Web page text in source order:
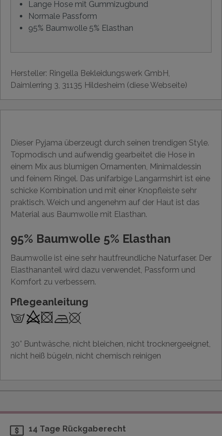
Lange Hose mit Gummizugbund
Normale Passform
95% Baumwolle 5% Elasthan
Hersteller: Ringella Bekleidungswerk GmbH,
Daimlerring 3, 31135 Hildesheim (diese Webseite)
Dieser Pyjama überzeugt durch seinen trendigen Style.
Topmodisch und aufwendig gearbeitet die Hose in
einem Mix aus blumigen Ornamenten, Minimaldessin
und feinem Ringel. Das unifarbige Langarmshirt ist eine
schicke Kombination und mit einer Knopfleiste sehr
praktisch. Weich und angenehm auf der Haut ist das
Material aus Baumwolle mit Elasthan.
95% Baumwolle 5% Elasthan
Baumwolle ist eine sehr hautfreundliche Naturfaser. Der
Elasthananteil wird dazu verwendet, Passform und
Komfort zu verbessern.
Pflegeanleitung
30° Buntwäsche, nicht bleichen, nicht trocknergeeignet,
nicht heiß bügeln, nicht chemisch reinigen
14 Tage Rückgaberecht